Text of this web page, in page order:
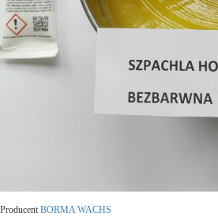
Producent BORMA WACHS